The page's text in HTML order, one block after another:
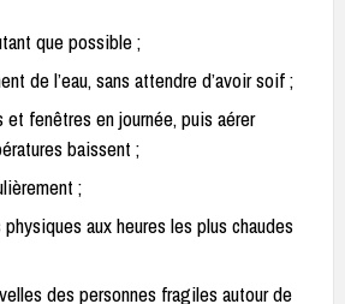
que possible ;
de l’eau, sans attendre d’avoir soif ;
et fenêtres en journée, puis aérer
baissent ;
;
aux heures les plus chaudes
des personnes fragiles autour de